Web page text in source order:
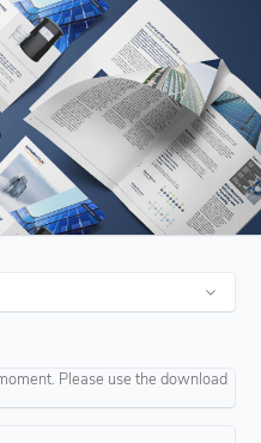
Please use the download